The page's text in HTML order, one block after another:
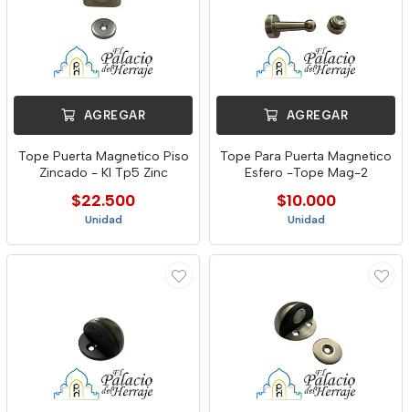
AGREGAR
Tope Puerta Magnetico Piso
Zincado - Kl Tp5 Zinc
$22.500
Unidad
AGREGAR
Tope Para Puerta Magnetico
Esfero -Tope Mag-2
$10.000
Unidad